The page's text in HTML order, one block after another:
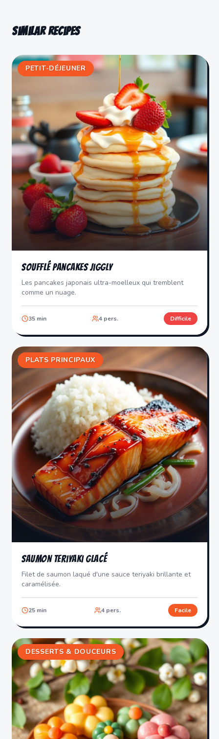
Similar recipes
PETIT-DÉJEUNER
Soufflé Pancakes Jiggly
Les pancakes japonais ultra-moelleux qui tremblent
comme un nuage.
35 min 4 pers. Difficile
PLATS PRINCIPAUX
Saumon Teriyaki Glacé
Filet de saumon laqué d'une sauce teriyaki brillante et
caramélisée.
25 min 4pers. Facile
DESSERTS & DOUCEURS